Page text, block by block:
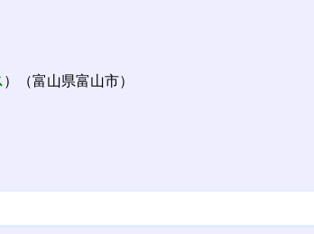
）（富山県富山市）